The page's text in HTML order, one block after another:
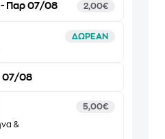
Παρ 07/08 2,00€
ΔΩΡΕΑΝ
07/08
&
5,00€